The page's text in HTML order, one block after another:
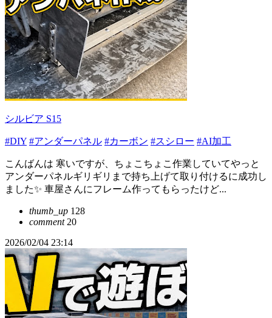
シルビア S15
#DIY #アンダーパネル #カーボン #スシロー #AI加工
こんばんは 寒いですが、ちょこちょこ作業していてやっと
アンダーパネルギリギリまで持ち上げて取り付けるに成功し
ました✨ 車屋さんにフレーム作ってもらったけど...
thumb_up 128
comment20
2026/02/04 23:14